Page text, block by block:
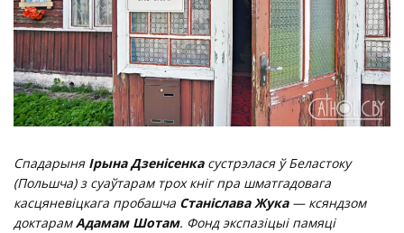
Спадарыня Ірына Дзенісенкасустрэлася ў Беластоку
(Польшча) з суаўтарам трох кніг пра шматгадовага
касцяневіцкага пробашча Станіслава Жука— ксяндзом
доктарамАдамам Шотам. Фонд экспазіцыі памяці